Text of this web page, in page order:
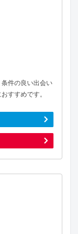
件の良い出会い
すすめです。